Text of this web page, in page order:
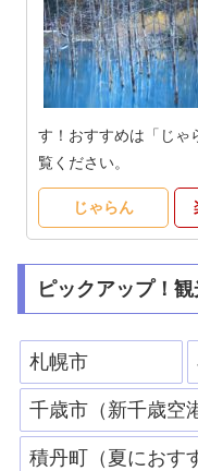
す！おすすめは「じゃ
覧ください。
じゃらん
ピックアップ！
札幌市
千歳市（新千歳空
積丹町（夏におす